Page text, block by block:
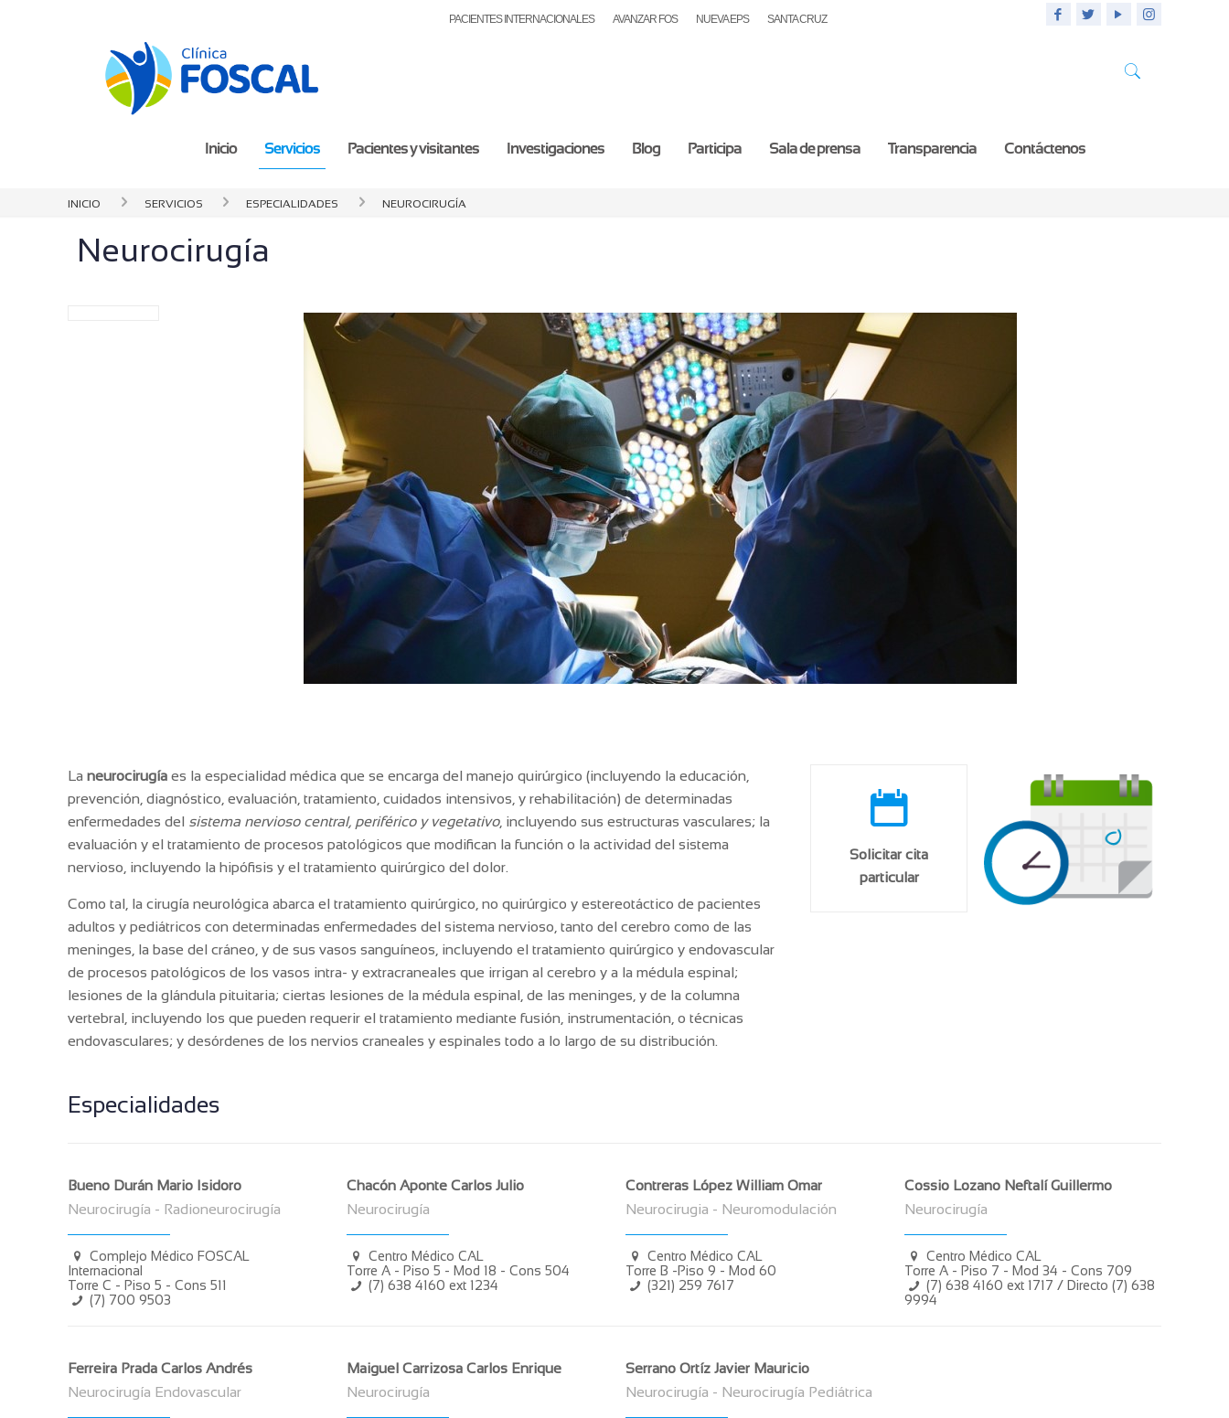
PACIENTES INTERNACIONALES AVANZAR FOS NUEVA EPS SANTA CRUZ
Inicio Servicios Pacientes y visitantes Investigaciones Blog Participa Sala de prensa Transparencia Contáctenos
Inicio Servicios especialidades Neurocirugía
Neurocirugía
Laneurocirugíaes la especialidad médica que se encarga del manejo quirúrgico (incluyendo la educación,
prevención, diagnóstico, evaluación, tratamiento, cuidados intensivos, y rehabilitación) de determinadas
enfermedades del sistema nervioso central, periférico y vegetativo, incluyendo sus estructuras vasculares; la
evaluación y el tratamiento de procesos patológicos que modifican la función o la actividad del sistema
nervioso, incluyendo la hipófisis y el tratamiento quirúrgico del dolor.
Como tal, la cirugía neurológica abarca el tratamiento quirúrgico, no quirúrgico y estereotáctico de pacientes
adultos y pediátricos con determinadas enfermedades del sistema nervioso, tanto del cerebro como de las
meninges, la base del cráneo, y de sus vasos sanguíneos, incluyendo el tratamiento quirúrgico y endovascular
de procesos patológicos de los vasos intra- y extracraneales que irrigan al cerebro y a la médula espinal;
lesiones de la glándula pituitaria; ciertas lesiones de la médula espinal, de las meninges, y de la columna
vertebral, incluyendo los que pueden requerir el tratamiento mediante fusión, instrumentación, o técnicas
endovasculares; y desórdenes de los nervios craneales y espinales todo a lo largo de su distribución.
Especialidades
Solicitar cita
particular
Bueno Durán Mario Isidoro
Neurocirugía - Radioneurocirugía
Complejo Médico FOSCAL
Internacional
Torre C - Piso 5 - Cons 511
(7) 700 9503
Chacón Aponte Carlos Julio
Neurocirugía
Centro Médico CAL
Torre A - Piso 5 - Mod 18 - Cons 504
(7) 638 4160 ext 1234
Contreras López William Omar
Neurocirugia - Neuromodulación
Centro Médico CAL
Torre B -Piso 9 - Mod 60
(321) 259 7617
Cossio Lozano Neftalí Guillermo
Neurocirugía
Centro Médico CAL
Torre A - Piso 7 - Mod 34 - Cons 709
(7) 638 4160 ext 1717 / Directo (7) 638
9994
Ferreira Prada Carlos Andrés
Neurocirugía Endovascular
Maiguel Carrizosa Carlos Enrique
Neurocirugía
Serrano Ortíz Javier Mauricio
Neurocirugía - Neurocirugía Pediátrica